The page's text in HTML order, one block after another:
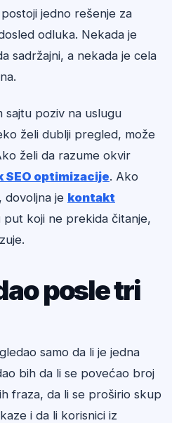
jedno rešenje za
odluka. Nekada je
sadržajni, a nekada je cela
sajtu poziv na uslugu
želi dublji pregled, može
želi da razume okvir
SEO optimizacije. Ako
dovoljna je kontakt
put koji ne prekida čitanje,
posle tri
samo da li je jedna
bih da li se povećao broj
fraza, da li se proširio skup
i da li korisnici iz